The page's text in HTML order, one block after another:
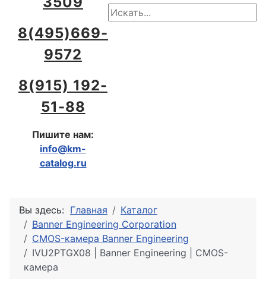
8(495)669-
9572
8(915) 192-
51-88
Пишите нам:
info@km-
catalog.ru
Вы здесь: Главная
Каталог
Banner Engineering Corporation
CMOS-камера Banner Engineering
IVU2PTGX08 | Banner Engineering | CMOS-
камера